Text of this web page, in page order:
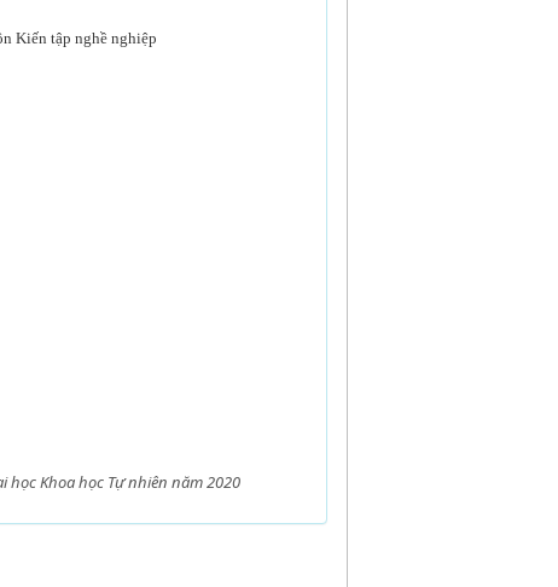
Kiến tập nghề nghiệp
Khoa học Tự nhiên năm 2020